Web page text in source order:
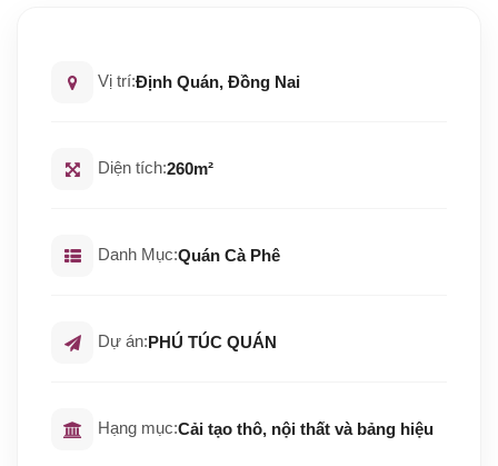
Vị trí:Định Quán, Đồng Nai
Diện tích:260m²
Danh Mục:Quán Cà Phê
Dự án:PHÚ TÚC QUÁN
Hạng mục:Cải tạo thô, nội thất và bảng hiệu